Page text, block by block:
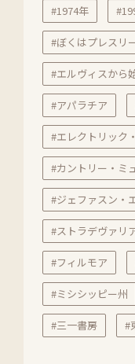
#1974年
#ぼくはプレスリ
#エルヴィスから
#アパラチア
#エレクトリック
#カントリー・ミ
#ジェファスン・
#ストラデヴァリ
#フィルモア
#ミシシッピー州
#三一書房 #